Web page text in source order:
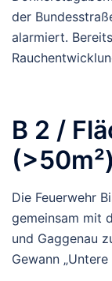
der
alarmiert.
B 2 /
(>50m²)
Die Feuerwehr
gemeinsam mit
und Gaggenau
Gewann